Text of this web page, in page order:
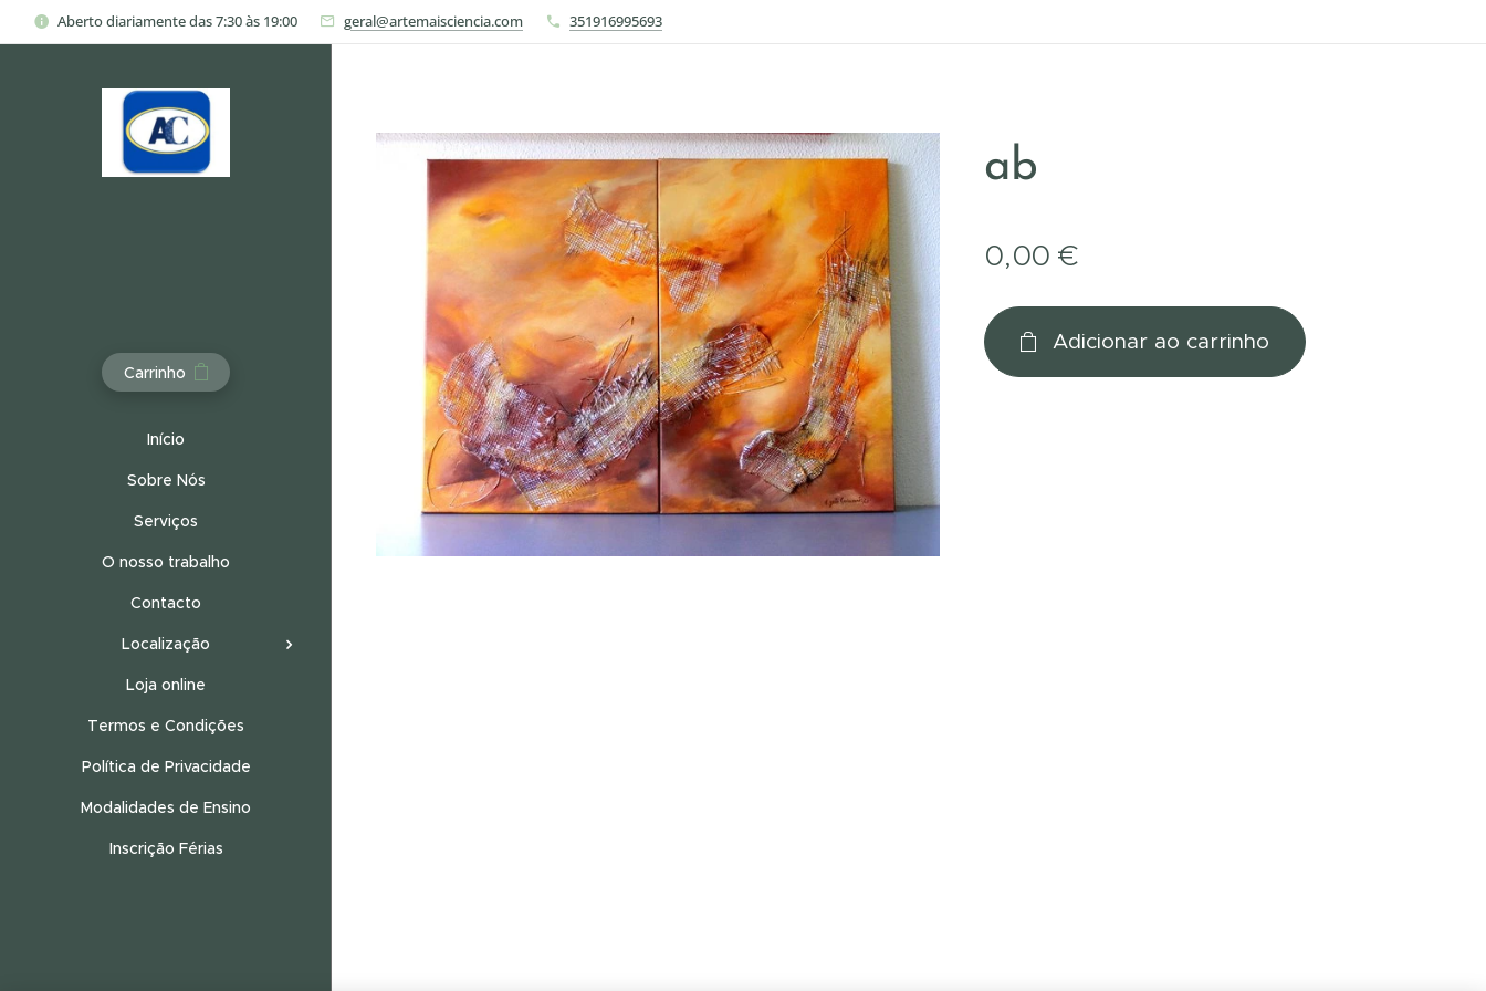
Aberto diariamente das 7:30 às 19:00 geral@artemaisciencia.com 351916995693
Carrinho
Início
Sobre Nós
Serviços
O nosso trabalho
Contacto
Localização
Loja online
Termos e Condições
Política de Privacidade
Modalidades de Ensino
Inscrição Férias
ab
0,00 €
Adicionar ao carrinho